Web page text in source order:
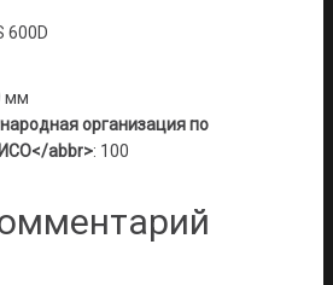
600D
мм
организация по
abbr>: 100